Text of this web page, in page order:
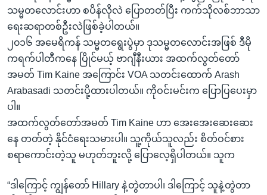
ရန်
နေရာ
ကျော်
ရန်
သမ္မတလောင်းဟာ စပိန်လိုလဲ ပြောတတ်ပြီး ကက်သိုလစ်ဘာသာ
ရေးဆရာတစ်ဦးလဲဖြစ်ခဲ့ပါတယ်။
၂၀၁၆ အမေရိကန် သမ္မတရွေးပွဲမှာ ဒုသမ္မတလောင်းအဖြစ် ဒီမို
ကရက်ပါတီကနေ ပြိုင်မယ့် ဗာဂျီနီးယား အထက်လွတ်တော်
အမတ် Tim Kaine အကြောင်း VOA သတင်းထောက် Arash
Arabasadi သတင်းပို့ထားပါတယ်။ ကိုဝင်းမင်းက ပြောပြပေးမှာ
ပါ။
အထက်လွတ်တော်အမတ် Tim Kaine ဟာ အေးအေးဆေးဆေး
နေ တတ်တဲ့ နိုင်ငံရေးသမားပါ။ သူ့ကိုယ်သူလည်း စိတ်ဝင်စား
စရာကောင်းတဲ့သူ မဟုတ်ဘူးလို့ ပြောလေ့ရှိပါတယ်။ သူက
“ဒါကြောင့် ကျွန်တော် Hillary နဲ့တွဲတာပါ၊ ဒါကြောင့် သူနဲ့တွဲတာ